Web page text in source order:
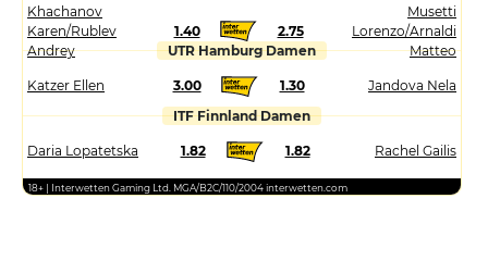
Khachanov
Karen/Rublev
Andrey
1.40 2.75
Musetti
Lorenzo/Arnaldi
Matteo
UTR Hamburg Damen
Katzer Ellen 3.00 1.30
Jandova Nela
ITF Finnland Damen
Daria Lopatetska 1.82 1.82 Rachel Gailis
18+ | Interwetten Gaming Ltd. MGA/B2C/110/2004 interwetten.com